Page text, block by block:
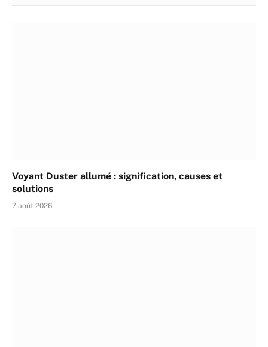
Voyant Duster allumé : signification, causes et
solutions
7 août 2026